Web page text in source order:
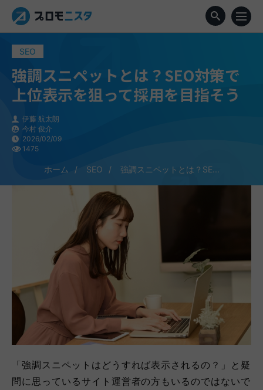
SEO
強調スニペットとは？SEO対策で
上位表示を狙って採用を目指そう
伊藤 航太朗
今村 俊介
2026/02/09
1475
ホーム SEO 強調スニペットとは？SE...
「強調スニペットはどうすれば表示されるの？」と疑
問に思っているサイト運営者の方もいるのではないで